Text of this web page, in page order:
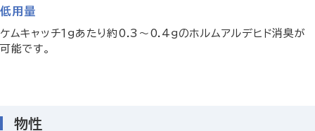
低用量
ケムキャッチ１ｇあたり約0.3～0.4ｇのホルムアルデヒド消臭が
可能です。
物性